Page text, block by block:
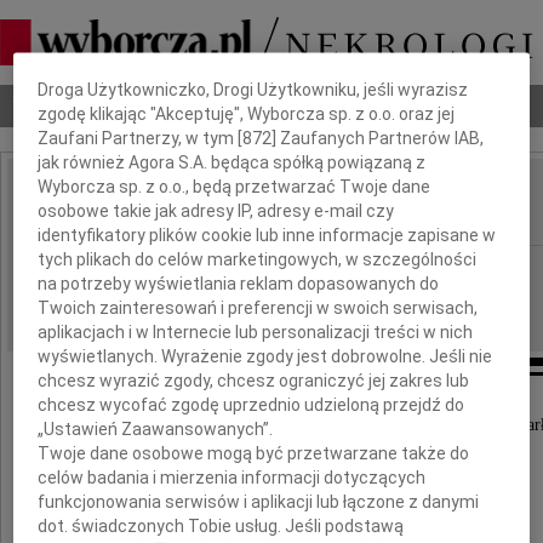
Nekrologi Odeszli Poradnik pogrzebowy
IMIĘ I NAZWISKO: Antoni Zagalak
REGION: Poznań
DATA EMISJI: 13.06.2014
Dnia 10 czerwca 2014 roku w wieku 69 lat
Dbamy o Twoją prywatność
Droga Użytkowniczko, Drogi Użytkowniku, jeśli wyrazisz
zgodę klikając "Akceptuję", Wyborcza sp. z o.o. oraz jej
Zaufani Partnerzy, w tym [872 ] Zaufanych Partnerów IAB,
jak również Agora S.A. będąca spółką powiązaną z
Wyborcza sp. z o.o., będą przetwarzać Twoje dane
osobowe takie jak adresy IP, adresy e-mail czy
identyfikatory plików cookie lub inne informacje zapisane w
tych plikach do celów marketingowych, w szczególności
na potrzeby wyświetlania reklam dopasowanych do
Twoich zainteresowań i preferencji w swoich serwisach,
aplikacjach i w Internecie lub personalizacji treści w nich
wyświetlanych. Wyrażenie zgody jest dobrowolne. Jeśli nie
chcesz wyrazić zgody, chcesz ograniczyć jej zakres lub
chcesz wycofać zgodę uprzednio udzieloną przejdź do
„Ustawień Zaawansowanych”.
Twoje dane osobowe mogą być przetwarzane także do
celów badania i mierzenia informacji dotyczących
funkcjonowania serwisów i aplikacji lub łączone z danymi
dot. świadczonych Tobie usług. Jeśli podstawą